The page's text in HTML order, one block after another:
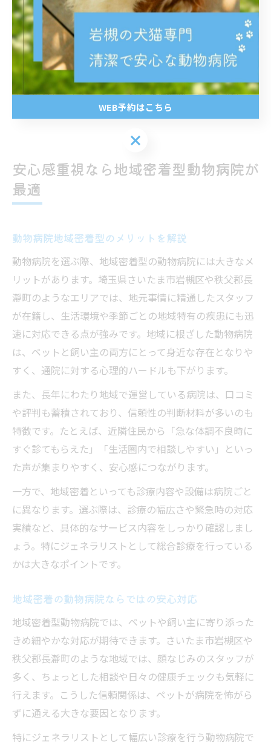
応してもらえる」「初めてでも相談しやすい」といった
声が寄せられています。
注意点は、ジェネラリストで対応できる範囲を事前に確
認し、万一の際は専門診療を受けられる体制があるかも
チェックしておくこと。こうした準備が、長く安心して
通える動物病院選びにつながります。
安心感重視なら地域密着型動物病院が
最適
動物病院地域密着型のメリットを解説
動物病院を選ぶ際、地域密着型の動物病院には大きなメ
リットがあります。埼玉県さいたま市岩槻区や秩父郡長
瀞町のようなエリアでは、地元事情に精通したスタッフ
が在籍し、生活環境や季節ごとの地域特有の疾患にも迅
速に対応できる点が強みです。地域に根ざした動物病院
は、ペットと飼い主の両方にとって身近な存在となりや
すく、通院に対する心理的ハードルも下がります。
また、長年にわたり地域で運営している病院は、口コミ
や評判も蓄積されており、信頼性の判断材料が多いのも
特徴です。たとえば、近隣住民から「急な体調不良時に
すぐ診てもらえた」「生活圏内で相談しやすい」といっ
た声が集まりやすく、安心感につながります。
一方で、地域密着といっても診療内容や設備は病院ごと
に異なります。選ぶ際は、診療の幅広さや緊急時の対応
実績など、具体的なサービス内容をしっかり確認しまし
ょう。特にジェネラリストとして総合診療を行っている
かは大きなポイントです。
地域密着の動物病院ならではの安心対応
地域密着型動物病院では、ペットや飼い主に寄り添った
きめ細やかな対応が期待できます。さいたま市岩槻区や
秩父郡長瀞町のような地域では、顔なじみのスタッフが
多く、ちょっとした相談や日々の健康チェックも気軽に
行えます。こうした信頼関係は、ペットが病院を怖がら
ずに通える大きな要因となります。
特にジェネラリストとして幅広い診療を行う動物病院で
WEB予約はこちら
WEB予約はこちら